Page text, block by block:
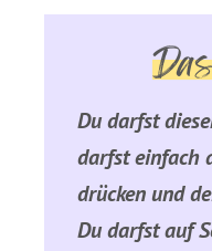
Du darfst
darfst einfach
drücken und
Du darfst auf